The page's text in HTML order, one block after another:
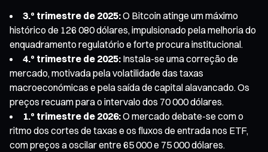
3.º trimestre de 2025:O Bitcoin atinge um máximo
histórico de 126 080 dólares, impulsionado pela melhoria do
enquadramento regulatório e forte procura institucional.
4.º trimestre de 2025: Instala-se uma correção de
mercado, motivada pela volatilidade das taxas
macroeconómicas e pela saída de capital alavancado. Os
preços recuam para o intervalo dos 70 000 dólares.
1.º trimestre de 2026:O mercado debate-se com o
ritmo dos cortes de taxas e os fluxos de entrada nos ETF,
com preços a oscilar entre 65 000 e 75 000 dólares.